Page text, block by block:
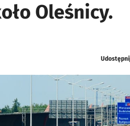
Oleśnicy.